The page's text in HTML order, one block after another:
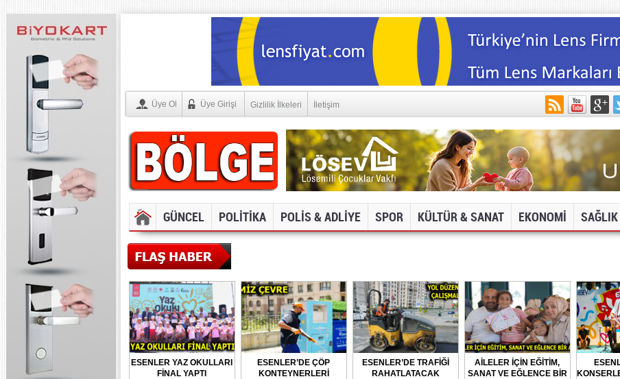
Üye Ol Üye Girişi Gizlilik İlkeleri İletişim
GÜNCEL POLİTİKA POLİS & ADLİYE SPOR KÜLTÜR & SANAT EKONOMİ SAĞLIK
ESENLER YAZ OKULLARI
FİNAL YAPTI
ESENLER’DE ÇÖP
KONTEYNERLERİ
ESENLER’DE TRAFİĞİ
RAHATLATACAK
AİLELER İÇİN EĞİTİM,
SANAT VE EĞLENCE BİR